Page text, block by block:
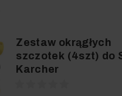
Zestaw okrągłych
szczotek (4szt) do
Karcher